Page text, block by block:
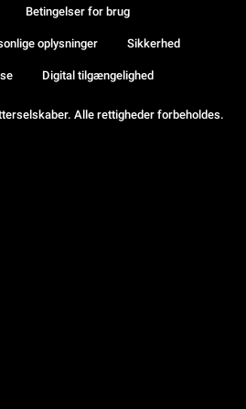
Alle rettigheder forbeholdes.
Betingelser for brug
oplysninger Sikkerhed
Digital tilgængelighed